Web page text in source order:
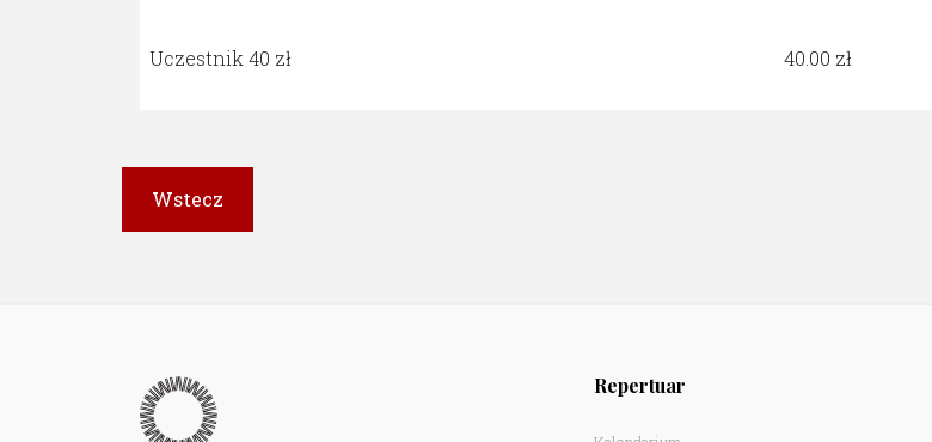
Uczestnik 40 zł 40.00
Repertuar